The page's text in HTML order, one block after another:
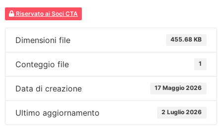
Riservato ai Soci CTA
Dimensioni file 455.68 KB
Conteggio file 1
Data di creazione 17 Maggio 2026
Ultimo aggiornamento 2 Luglio 2026